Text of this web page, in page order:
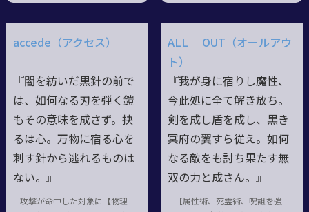
accede（アクセス）
『闇を紡いだ黒針の前で
は、如何なる刃を弾く鎧
もその意味を成さず。抉
るは心。万物に宿る心を
刺す針から逃れるものは
ない。』
攻撃が命中した対象に【物理
ALL OUT（オールアウ
ト）
『我が身に宿りし魔性、
今此処に全て解き放ち。
剣を成し盾を成し、黒き
冥府の翼すら従え。如何
なる敵をも討ち果たす無
双の力と成さん。』
【属性術、死霊術、呪詛を強